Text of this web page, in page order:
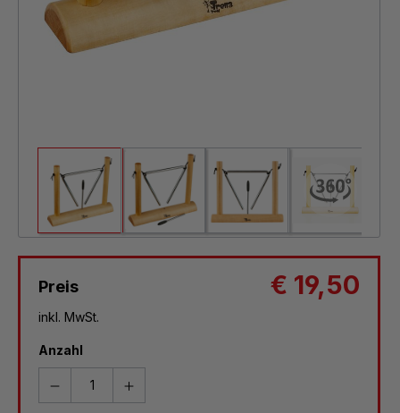
Preis € 19,50
inkl. MwSt.
Anzahl